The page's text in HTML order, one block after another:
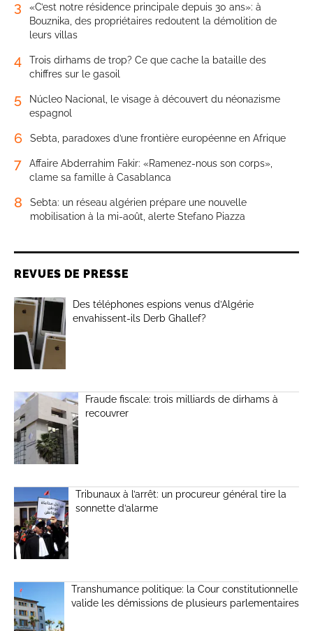
3
«C’est notre résidence principale depuis 30 ans»: à
Bouznika, des propriétaires redoutent la démolition de
leurs villas
4
Trois dirhams de trop? Ce que cache la bataille des
chiffres sur le gasoil
5
Núcleo Nacional, le visage à découvert du néonazisme
espagnol
6 Sebta, paradoxes d’une frontière européenne en Afrique
7
Affaire Abderrahim Fakir: «Ramenez-nous son corps»,
clame sa famille à Casablanca
8
Sebta: un réseau algérien prépare une nouvelle
mobilisation à la mi-août, alerte Stefano Piazza
REVUES DE PRESSE
Des téléphones espions venus d’Algérie
envahissent-ils Derb Ghallef?
Fraude fiscale: trois milliards de dirhams à
recouvrer
Tribunaux à l’arrêt: un procureur général tire la
sonnette d’alarme
Transhumance politique: la Cour constitutionnelle
valide les démissions de plusieurs parlementaires